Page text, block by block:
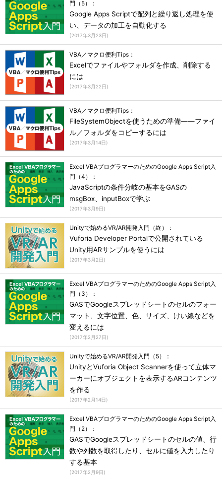
門（5）：
Google Apps Scriptで配列と繰り返し処理を使
い、データの加工を自動化する
(2017年3月23日)
VBA／マクロ便利Tips：
Excelでファイルやフォルダを作成、削除する
には
(2017年3月22日)
VBA／マクロ便利Tips：
FileSystemObjectを使うための準備――ファイ
ル／フォルダをコピーするには
(2017年3月14日)
Excel VBAプログラマーのためのGoogle Apps Script入
門（4）：
JavaScriptの条件分岐の基本をGASの
msgBox、inputBoxで学ぶ
(2017年3月9日)
Unityで始めるVR/AR開発入門（終）：
Vuforia Developer Portalで公開されている
Unity用ARサンプルを使うには
(2017年3月2日)
Excel VBAプログラマーのためのGoogle Apps Script入
門（3）：
GASでGoogleスプレッドシートのセルのフォー
マット、文字位置、色、サイズ、けい線などを
変えるには
(2017年2月27日)
Unityで始めるVR/AR開発入門（5）：
UnityとVuforia Object Scannerを使って立体マ
ーカーにオブジェクトを表示するARコンテンツ
を作る
(2017年2月14日)
Excel VBAプログラマーのためのGoogle Apps Script入
門（2）：
GASでGoogleスプレッドシートのセルの値、行
数や列数を取得したり、セルに値を入力したり
する基本
(2017年2月9日)